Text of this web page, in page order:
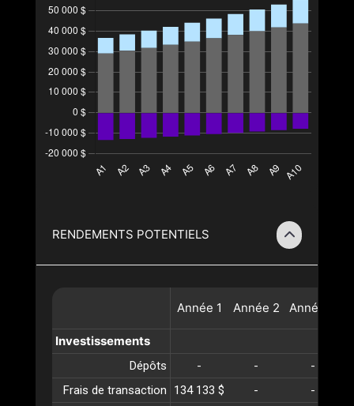
RENDEMENTS POTENTIELS
Année 1 Année 2 Année
Investissements
Dépôts - -
-
Frais de transaction
134 133 $ -
-